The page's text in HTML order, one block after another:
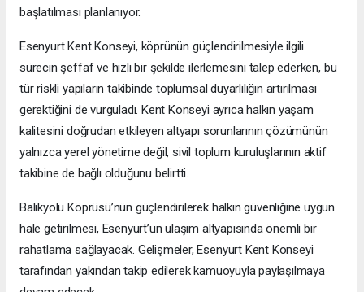
başlatılması planlanıyor.
Esenyurt Kent Konseyi, köprünün güçlendirilmesiyle ilgili
sürecin şeffaf ve hızlı bir şekilde ilerlemesini talep ederken, bu
tür riskli yapıların takibinde toplumsal duyarlılığın artırılması
gerektiğini de vurguladı. Kent Konseyi ayrıca halkın yaşam
kalitesini doğrudan etkileyen altyapı sorunlarının çözümünün
yalnızca yerel yönetime değil, sivil toplum kuruluşlarının aktif
takibine de bağlı olduğunu belirtti.
Balıkyolu Köprüsü’nün güçlendirilerek halkın güvenliğine uygun
hale getirilmesi, Esenyurt’un ulaşım altyapısında önemli bir
rahatlama sağlayacak. Gelişmeler, Esenyurt Kent Konseyi
tarafından yakından takip edilerek kamuoyuyla paylaşılmaya